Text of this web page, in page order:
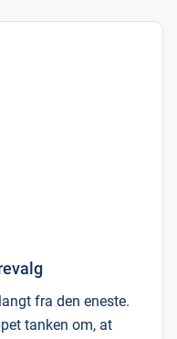
fra den eneste.
tanken om, at